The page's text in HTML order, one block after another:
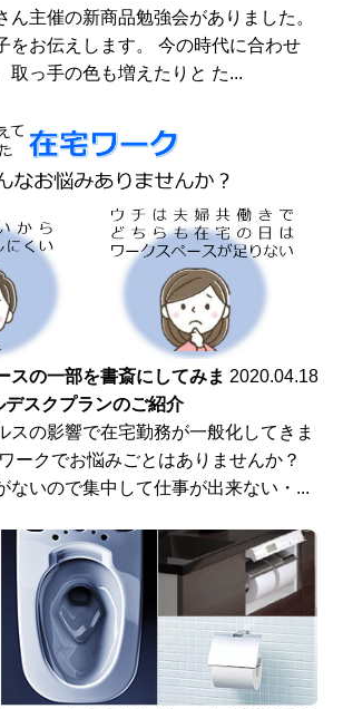
ん主催の新商品勉強会がありました。
をお伝えします。 今の時代に合わせ
取っ手の色も増えたりと た...
スの一部を書斎にしてみま
スクプランのご紹介
2020.04.18
スの影響で在宅勤務が一般化してきま
ークでお悩みごとはありませんか？
ないので集中して仕事が出来ない・...